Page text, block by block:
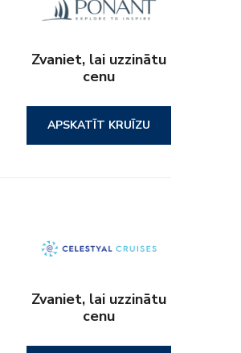
Zvaniet, lai uzzinātu
cenu
APSKATĪT KRUĪZU
Zvaniet, lai uzzinātu
cenu